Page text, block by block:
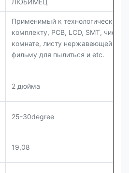
ЛЮБИМЕЦ
Применимый к технологическому
комплекту, PCB, LCD, SMT, чистой
комнате, листу нержавеющей
фильму для пылиться и etc.
2 дюйма
25-30degree
19,08